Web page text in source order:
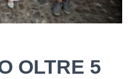
OLTRE 5